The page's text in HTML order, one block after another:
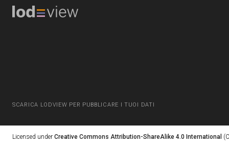
SCARICA LODVIEW PER PUBBLICARE I TUOI DATI
Licensed under Creative Commons Attribution-ShareAlike 4.0 International